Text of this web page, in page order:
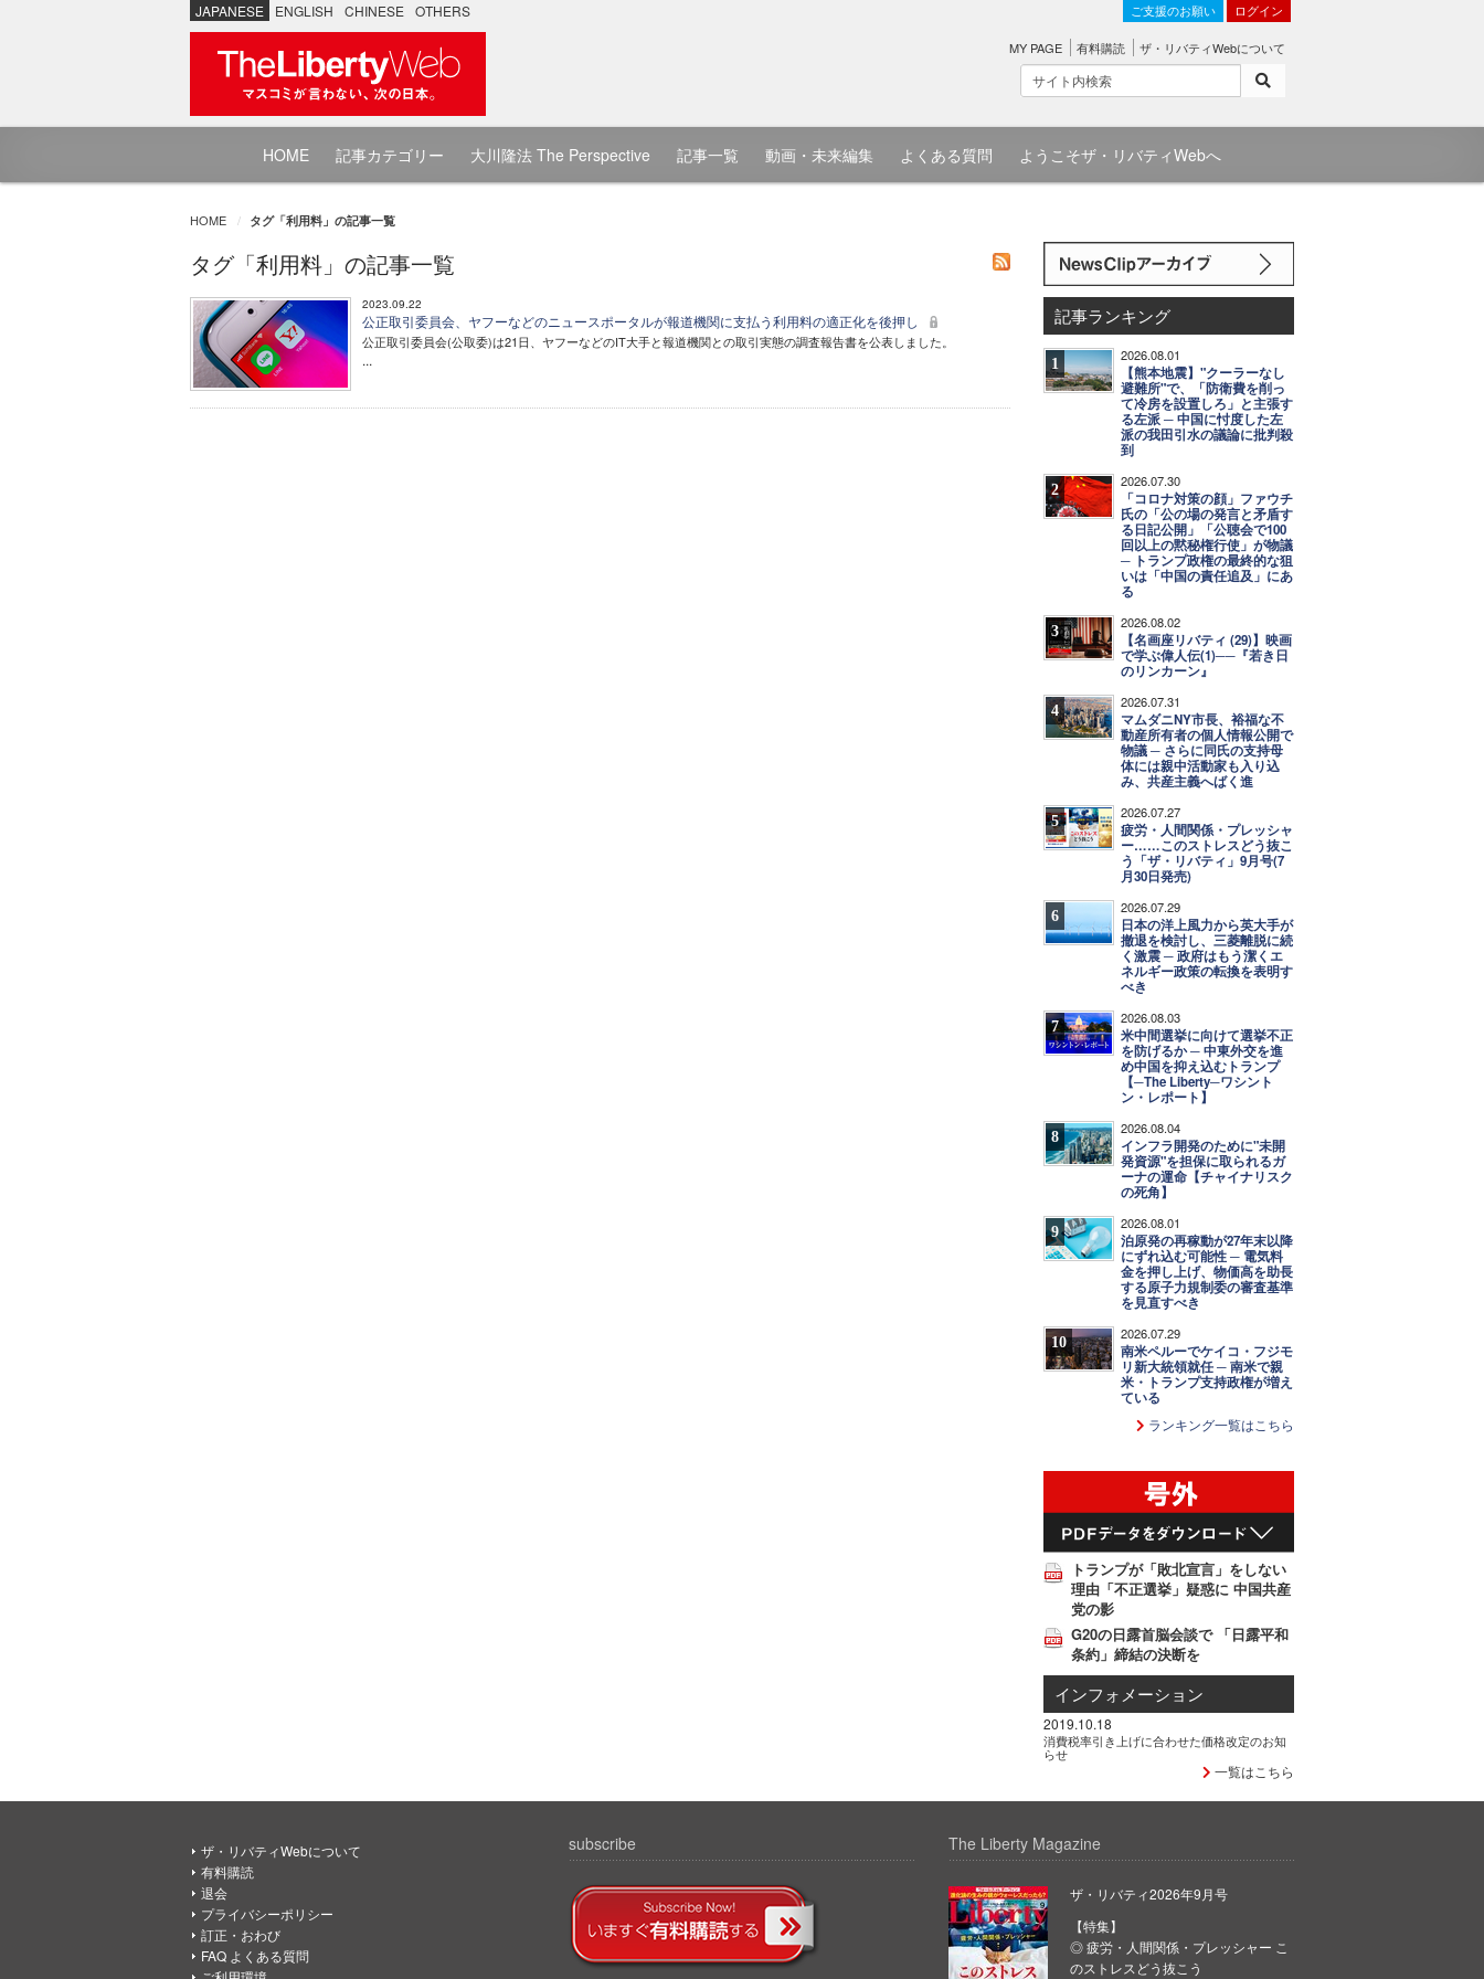
JAPANESE ENGLISH CHINESE OTHERS ご支援のお願い ログイン
MY PAGE 有料購読 ザ・リバティWebについて
HOME 記事カテゴリー 大川隆法 The Perspective 記事一覧 動画・未来編集 よくある質問 ようこそザ・リバティWebへ
HOME タグ「利用料」の記事一覧
タグ「利用料」の記事一覧
2023.09.22
公正取引委員会、ヤフーなどのニュースポータルが報道機関に支払う利用料の適正化を後押し
公正取引委員会(公取委)は21日、ヤフーなどのIT大手と報道機関との取引実態の調査報告書を公表しました。
...
記事ランキング
1 2026.08.01
【熊本地震】"クーラーなし
避難所"で、「防衛費を削っ
て冷房を設置しろ」と主張す
る左派 ─ 中国に忖度した左
派の我田引水の議論に批判殺
到
2 2026.07.30
「コロナ対策の顔」ファウチ
氏の「公の場の発言と矛盾す
る日記公開」「公聴会で100
回以上の黙秘権行使」が物議
─ トランプ政権の最終的な狙
いは「中国の責任追及」にあ
る
3 2026.08.02
【名画座リバティ (29)】映画
で学ぶ偉人伝(1)──『若き日
のリンカーン』
4 2026.07.31
マムダニNY市長、裕福な不
動産所有者の個人情報公開で
物議 ─ さらに同氏の支持母
体には親中活動家も入り込
み、共産主義へばく進
5 2026.07.27
疲労・人間関係・プレッシャ
ー……このストレスどう抜こ
う「ザ・リバティ」9月号(7
月30日発売)
6 2026.07.29
日本の洋上風力から英大手が
撤退を検討し、三菱離脱に続
く激震 ─ 政府はもう潔くエ
ネルギー政策の転換を表明す
べき
7 2026.08.03
米中間選挙に向けて選挙不正
を防げるか ─ 中東外交を進
め中国を抑え込むトランプ
【─The Liberty─ワシント
ン・レポート】
8 2026.08.04
インフラ開発のために"未開
発資源"を担保に取られるガ
ーナの運命【チャイナリスク
の死角】
9 2026.08.01
泊原発の再稼動が27年末以降
にずれ込む可能性 ─ 電気料
金を押し上げ、物価高を助長
する原子力規制委の審査基準
を見直すべき
10 2026.07.29
南米ペルーでケイコ・フジモ
リ新大統領就任 ─ 南米で親
米・トランプ支持政権が増え
ている
ランキング一覧はこちら
トランプが「敗北宣言」をしない
理由「不正選挙」疑惑に 中国共産
党の影
G20の日露首脳会談で 「日露平和
条約」締結の決断を
インフォメーション
2019.10.18
消費税率引き上げに合わせた価格改定のお知
らせ
一覧はこちら
ザ・リバティWebについて
有料購読
退会
プライバシーポリシー
訂正・おわび
FAQ よくある質問
subscribe The Liberty Magazine
ザ・リバティ2026年9月号
【特集】
◎ 疲労・人間関係・プレッシャー こ
のストレスどう抜こう